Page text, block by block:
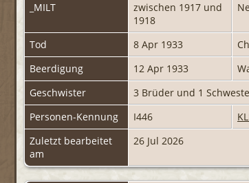
_MILT
zwischen 1917 und
1918
Tod 8 Apr 1933
Beerdigung
12 Apr 1933
Geschwister
3 Brüder und 1
Personen-Kennung
I446
Zuletzt bearbeitet
am
26 Jul 2026